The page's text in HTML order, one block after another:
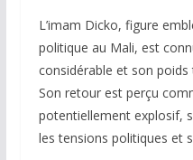
L’imam Dicko, figure
politique au Mali, est
considérable et son
Son retour est perçu
potentiellement explosif,
les tensions politiques et